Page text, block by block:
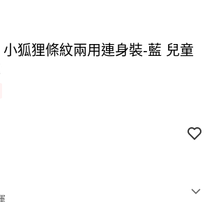
小狐狸條紋兩用連身裝-藍 兒童